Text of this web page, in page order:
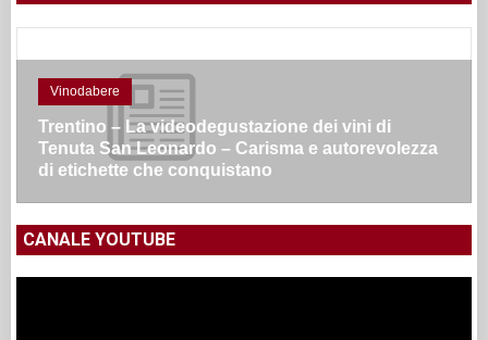
Vinodabere
Trentino – La videodegustazione dei vini di
Tenuta San Leonardo – Carisma e autorevolezza
di etichette che conquistano
CANALE YOUTUBE